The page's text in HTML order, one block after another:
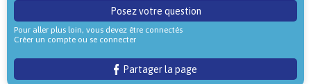
Posez votre question
Pour aller plus loin, vous devez être connectés
Créer un compte ou se connecter
Partager la page